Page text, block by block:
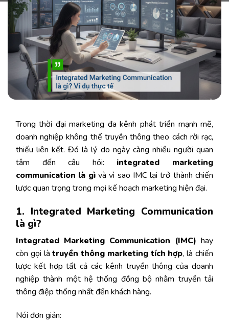
Trong thời đại marketing đa kênh phát triển mạnh mẽ,
doanh nghiệp không thể truyền thông theo cách rời rạc,
thiếu liên kết. Đó là lý do ngày càng nhiều người quan
tâm đến câu hỏi: integrated marketing
communication là gìvà vì sao IMC lại trở thành chiến
lược quan trọng trong mọi kế hoạch marketing hiện đại.
1. Integrated Marketing Communication
là gì?
Integrated Marketing Communication (IMC) hay
còn gọi làtruyền thông marketing tích hợp, là chiến
lược kết hợp tất cả các kênh truyền thông của doanh
nghiệp thành một hệ thống đồng bộ nhằm truyền tải
thông điệp thống nhất đến khách hàng.
Nói đơn giản: